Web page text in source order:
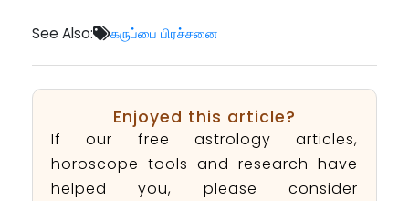
See Also: கருப்பை பிரச்சனை
Enjoyed this article?
If our free astrology articles,
horoscope tools and research have
helped you, please consider